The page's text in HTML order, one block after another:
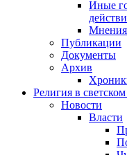
Иные
Мнения
Публикации
Документы
Архив
Религия в
Новости
Власти